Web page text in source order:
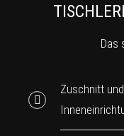
Das
Zuschnitt